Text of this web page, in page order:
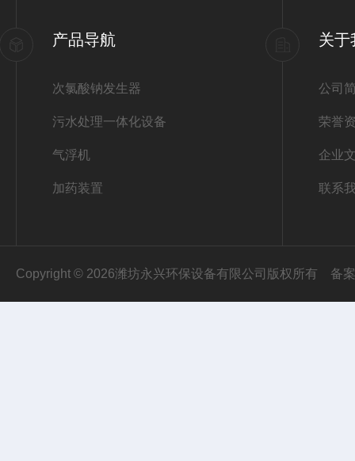
产品导航
次氯酸钠发生器
污水处理一体化设备
气浮机
加药装置
关于
公司
荣誉
企业
联系
Copyright © 2026潍坊永兴环保设备有限公司版权所有 备